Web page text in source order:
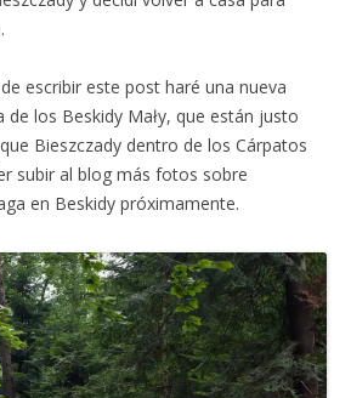
escribir este post haré una nueva
de los Beskidy Mały, que están justo
Bieszczady dentro de los Cárpatos
subir al blog más fotos sobre
en Beskidy próximamente.